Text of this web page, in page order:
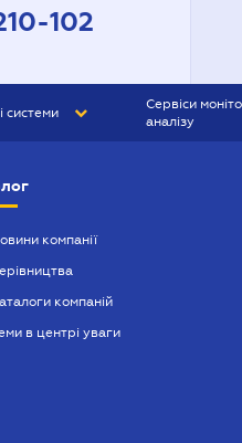
102
системи
Сервіси
аналізу
компанії
компаній
в центрі уваги